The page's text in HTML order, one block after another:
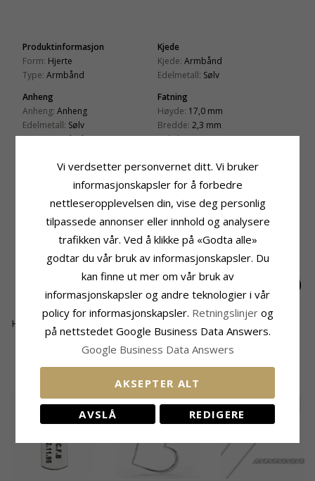
Produktinformasjon
Form: Hjerte
Type: Armbånd
Kjede
Kjede: Armbånd
Edelmetall: Sølv
Anheng
Anheng: Anheng
Edelmetall: Sølv
Overflate:Blank
Fatning
Høyde: 17,0 mm
Bredde: 2,3 mm
Dybde:3,1 mm
Leveringstid
Ca. 5-10 Hverdager
BESLEKTEDE PRODUKTER
Hjerte armbånd i sølv
CHANTI-pris 438,-
Hjerte armbånd i sølv
CHANTI-pris 595,-
Infinity hjerte
armbånd i sølv med
CHANTI-pris
SALE
Vi verdsetter personvernet ditt. Vi bruker
informasjonskapsler for å forbedre
nettleseropplevelsen din, vise deg personlig
tilpassede annonser eller innhold og analysere
trafikken vår. Ved å klikke på «Godta alle»
godtar du vår bruk av informasjonskapsler. Du
kan finne ut mer om vår bruk av
informasjonskapsler og andre teknologier i vår
policy for informasjonskapsler. Retningslinjer og
på nettstedet Google Business Data Answers.
Google Business Data Answers
AKSEPTER ALT
AVSLÅ REDIGERE